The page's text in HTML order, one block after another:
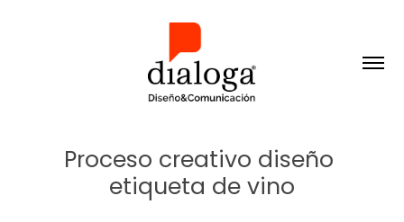
Proceso creativo diseño
etiqueta de vino